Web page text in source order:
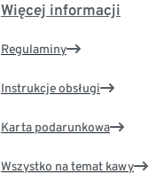
Więcej informacji
Regulaminy
Instrukcje obsługi
Karta podarunkowa
Wszystko na temat kawy